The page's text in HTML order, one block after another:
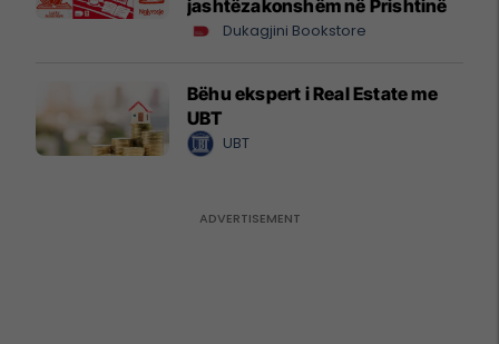
jashtëzakonshëm në Prishtinë
Dukagjini Bookstore
Bëhu ekspert i Real Estate me
UBT
UBT